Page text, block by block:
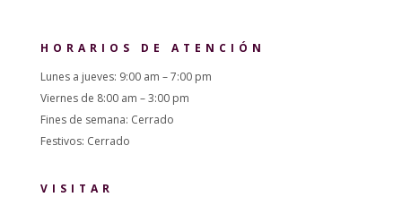
HORARIOS DE ATENCIÓN
Lunes a jueves: 9:00 am – 7:00 pm
Viernes de 8:00 am – 3:00 pm
Fines de semana: Cerrado
Festivos: Cerrado
VISITAR